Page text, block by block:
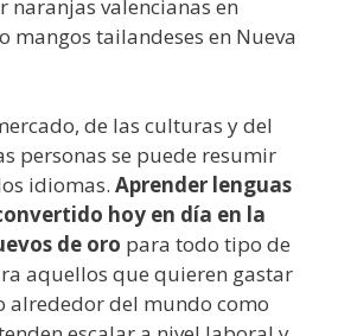
naranjas valencianas en
mangos tailandeses en Nueva
de las culturas y del
personas se puede resumir
idiomas. Aprender lenguas
hoy en día en la
de oro para todo tipo de
aquellos que quieren gastar
alrededor del mundo como